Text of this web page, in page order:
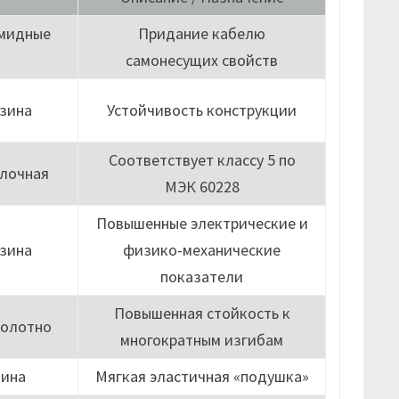
Придание кабелю
самонесущих свойств
Устойчивость конструкции
Соответствует классу 5 по
МЭК 60228
Повышенные электрические и
физико-механические
показатели
Повышенная стойкость к
многократным изгибам
Мягкая эластичная «подушка»